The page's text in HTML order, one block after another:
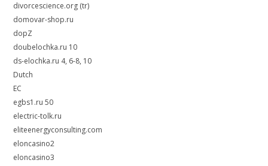
divorcescience.org (tr)
domovar-shop.ru
dopZ
doubelochka.ru 10
ds-elochka.ru 4, 6-8, 10
Dutch
EC
egbs1.ru 50
electric-tolk.ru
eliteenergyconsulting.com
eloncasino2
eloncasino3